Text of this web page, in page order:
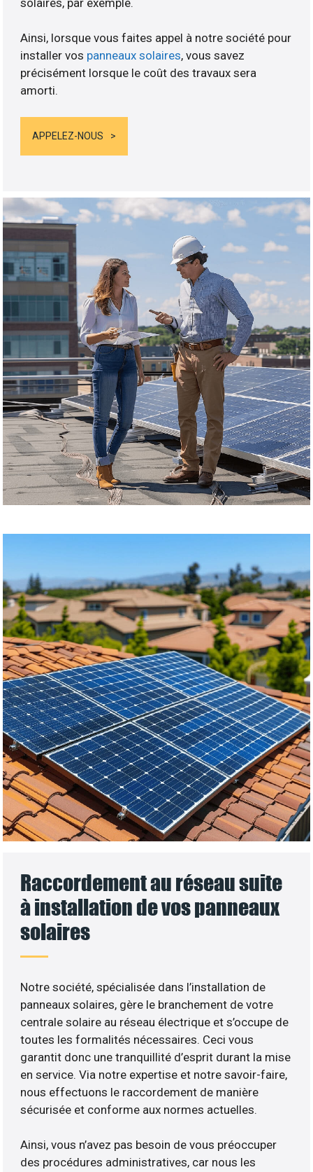
Ainsi, lorsque vous faites appel à notre société pour
installer vos panneaux solaires, vous savez
précisément lorsque le coût des travaux sera
amorti.
APPELEZ-NOUS
Raccordement au réseau suite
à installation de vos panneaux
solaires
Notre société, spécialisée dans l’installation de
panneaux solaires, gère le branchement de votre
centrale solaire au réseau électrique et s’occupe de
toutes les formalités nécessaires. Ceci vous
garantit donc une tranquillité d’esprit durant la mise
en service. Via notre expertise et notre savoir-faire,
nous effectuons le raccordement de manière
sécurisée et conforme aux normes actuelles.
Ainsi, vous n’avez pas besoin de vous préoccuper
des procédures administratives, car nous les